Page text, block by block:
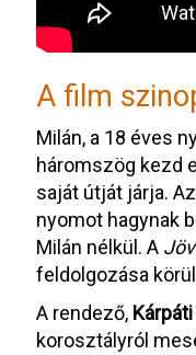
A film
Milán, a 18 éves
háromszög kezd
saját útját járja.
nyomot hagynak
Milán nélkül. A
feldolgozása
A rendező,
korosztályról